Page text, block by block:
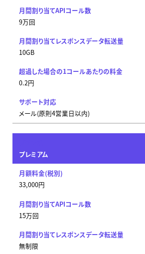
9万回
10GB
0.2円
メール(原則4営業日以内)
プレミアム
33,000円
15万回
無制限